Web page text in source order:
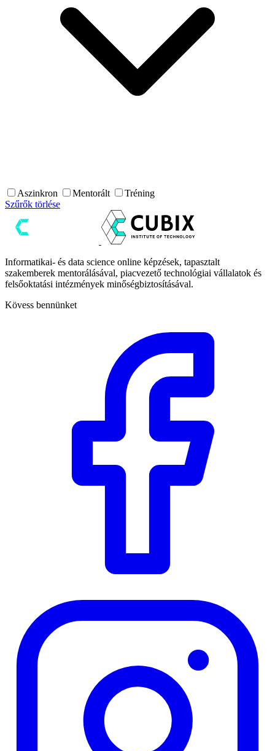
Aszinkron Mentorált
Tréning
Szűrők törlése
Informatikai- és data science online képzések, tapasztalt
szakemberek mentorálásával, piacvezető technológiai vállalatok és
felsőoktatási intézmények minőségbiztosításával.
Kövess bennünket